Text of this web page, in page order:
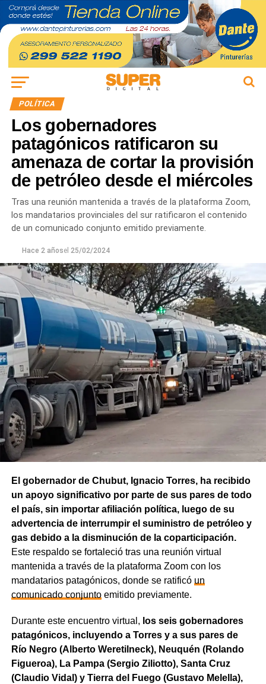
POLÍTICA
Los gobernadores
patagónicos ratificaron su
amenaza de cortar la provisión
de petróleo desde el miércoles
Tras una reunión mantenida a través de la plataforma Zoom,
los mandatarios provinciales del sur ratificaron el contenido
de un comunicado conjunto emitido previamente.
Hace 2 añosel 25/02/2024
El gobernador de Chubut, Ignacio Torres, ha recibido
un apoyo significativo por parte de sus pares de todo
el país, sin importar afiliación política, luego de su
advertencia de interrumpir el suministro de petróleo y
gas debido a la disminución de la coparticipación.
Este respaldo se fortaleció tras una reunión virtual
mantenida a través de la plataforma Zoom con los
mandatarios patagónicos, donde se ratificó un
comunicado conjuntoemitido previamente.
Durante este encuentro virtual, los seis gobernadores
patagónicos, incluyendo a Torres y a sus pares de
Río Negro (Alberto Weretilneck), Neuquén (Rolando
Figueroa), La Pampa (Sergio Ziliotto), Santa Cruz
(Claudio Vidal) y Tierra del Fuego (Gustavo Melella),